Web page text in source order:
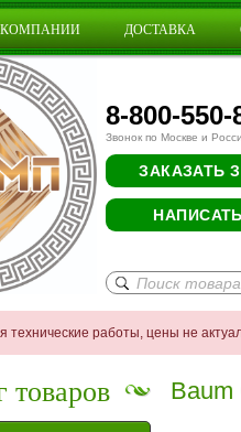
ДОСТАВКА
8-800-550-
Звонок по Москве и
ЗАКАЗАТЬ
технические работы, цены не
товаров